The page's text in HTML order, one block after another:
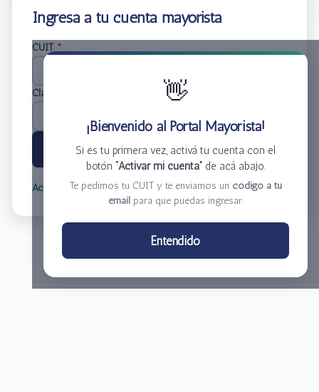
Ingresá a tu cuenta mayorista
👋
¡Bienvenido al Portal Mayorista!
Si es tu primera vez, activá tu cuenta con el
botón “Activar mi cuenta”de acá abajo.
Te pedimos tu CUIT y te enviamos un código a tu
email para que puedas ingresar.
Entendido
CUIT *
Clave
Ingresar
Activar mi cuenta Olvidé mi clave
Centro de Distribución El Bacha S.A.